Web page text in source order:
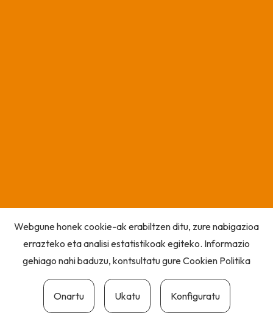
Webgune honek cookie-ak erabiltzen ditu, zure nabigazioa
errazteko eta analisi estatistikoak egiteko. Informazio
gehiago nahi baduzu, kontsultatu gureCookien Politika
Onartu Ukatu Konfiguratu